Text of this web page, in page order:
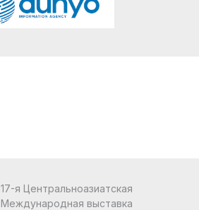
17-я Центральноазиатская
Международная выставка